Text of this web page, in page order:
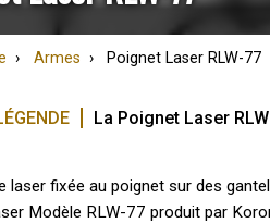
Armes Poignet Laser RLW-77
La Poignet Laser
laser fixée au poignet sur des
Modèle RLW-77 produit par